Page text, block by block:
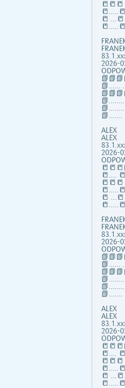
📒
2026-
📗......
📗…….
ALEX
ALEX
2026-
📒….
📒
2026-
📗......
📗…….
ALEX
ALEX
2026-
📒….
📒